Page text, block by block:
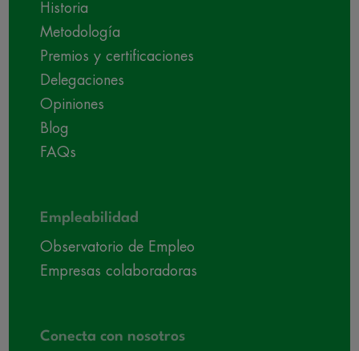
Historia
Metodología
Premios y certificaciones
Delegaciones
Opiniones
Blog
FAQs
Empleabilidad
Observatorio de Empleo
Empresas colaboradoras
Conecta con nosotros